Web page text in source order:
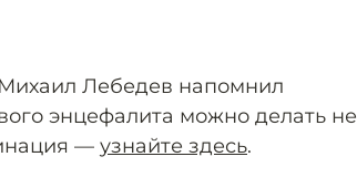
Лебедев напомнил
энцефалита можно делать не
— узнайте здесь.